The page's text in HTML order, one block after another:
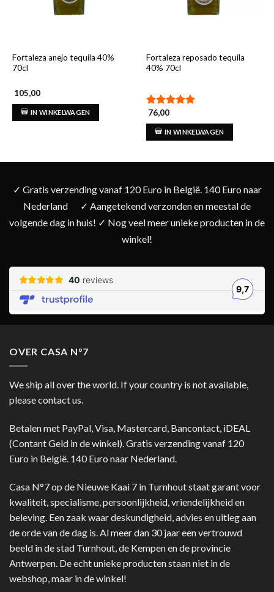
Fortaleza anejo tequila 40%
70cl
105,00
IN WINKELWAGEN
Fortaleza reposado tequila
40% 70cl
Gewaardeerd
5.00uit 5
76,00
IN WINKELWAGEN
✓ Gratis verzending vanaf 120 Euro in België. 140 Euro naar
Nederland
✓ Aangetekend verzonden en meestal de
volgende dag in huis! ✓ Nog veel meer unieke producten in de
winkel!
OVER CASA N°7
We ship all over the world. If your country is not available,
please contact us.
Betalen met PayPal, Visa, Mastercard, Bancontact, iDEAL
(Contant Geld in de winkel). Gratis verzending vanaf 120
Euro in België. 140 Euro naar Nederland.
Casa N°7 op de Nieuwe Kaai 7 in Turnhout staat garant voor
kwaliteit, specialisme, persoonlijkheid, vriendelijkheid en
beleving. Een zaak waar deskundigheid, advies en uitleg aan
de orde van de dag is. Al meer dan 30 jaar een vertrouwd
beeld in de stad Turnhout, de Kempen en de provincie
Antwerpen. De echt unieke producten staan niet in de
webshop, maar in de winkel!